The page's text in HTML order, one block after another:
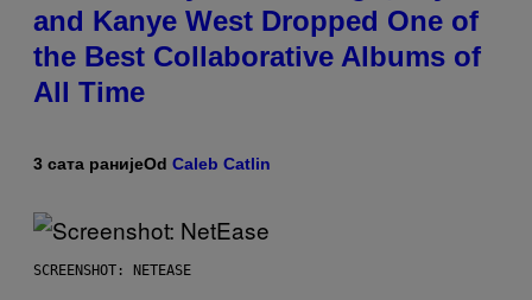
and Kanye West Dropped One of
the Best Collaborative Albums of
All Time
3 сата ранијеOd Caleb Catlin
SCREENSHOT: NETEASE